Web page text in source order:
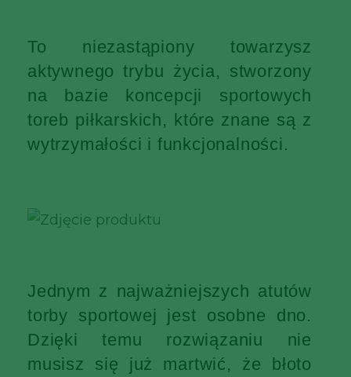
To niezastąpiony towarzysz
aktywnego trybu życia, stworzony
na bazie koncepcji sportowych
toreb piłkarskich, które znane są z
wytrzymałości i funkcjonalności.
Jednym z najważniejszych atutów
torby sportowej jest osobne dno.
Dzięki temu rozwiązaniu nie
musisz się już martwić, że błoto